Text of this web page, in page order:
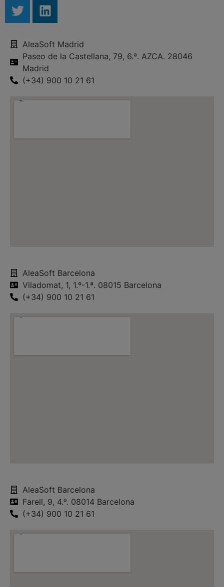
AleaSoft Madrid
Paseo de la Castellana, 79, 6.ª. AZCA. 28046
Madrid
(+34) 900 10 21 61
AleaSoft Barcelona
Viladomat, 1, 1.º-1.ª. 08015 Barcelona
(+34) 900 10 21 61
AleaSoft Barcelona
Farell, 9, 4.ᵒ. 08014 Barcelona
(+34) 900 10 21 61